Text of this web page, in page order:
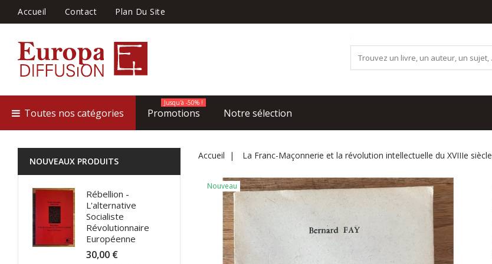
Accueil Contact Plan Du Site
Toutes nos catégories Promotions
Jusqu'à -50% !
Notre sélection
NOUVEAUX PRODUITS
Rébellion -
L'alternative
Socialiste
Révolutionnaire
Européenne
30,00 €
Accueil La Franc-Maçonnerie et la révolution intellectuelle du XVIIIe siècle
Nouveau